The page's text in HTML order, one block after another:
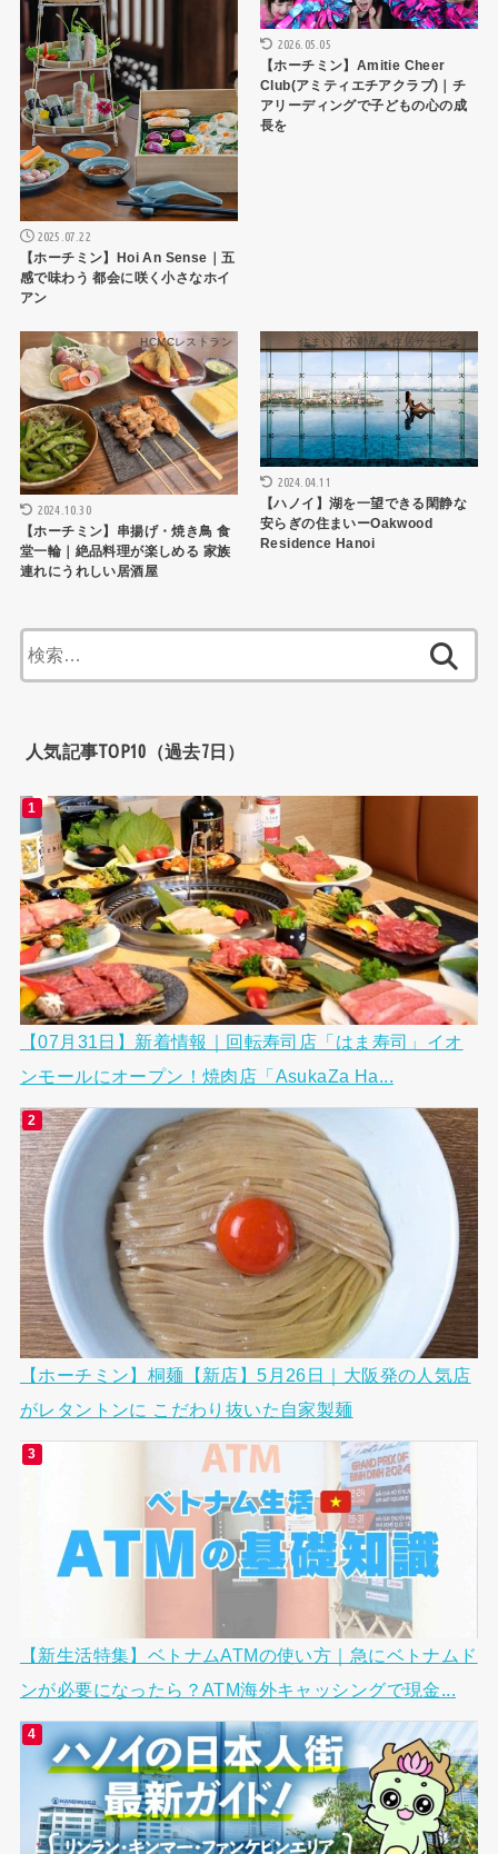
2025.07.22
【ホーチミン】Hoi An Sense｜五
感で味わう 都会に咲く小さなホイ
アン
2026.05.05
【ホーチミン】Amitie Cheer
Club(アミティエチアクラブ)｜チ
アリーディングで子どもの心の成
長を
HCMCレストラン
2024.10.30
【ホーチミン】串揚げ・焼き鳥 食
堂一輪｜絶品料理が楽しめる 家族
連れにうれしい居酒屋
住まい（不動産・住居サービス）
2024.04.11
【ハノイ】湖を一望できる閑静な
安らぎの住まいーOakwood
Residence Hanoi
索:
人気記事TOP10（過去7日）
【07月31日】新着情報｜回転寿司店「はま寿司」イオ
ンモールにオープン！焼肉店「AsukaZa Ha...
【ホーチミン】桐麺【新店】5月26日｜大阪発の人気店
がレタントンに こだわり抜いた自家製麺
【新生活特集】ベトナムATMの使い方｜急にベトナムド
ンが必要になったら？ATM海外キャッシングで現金...